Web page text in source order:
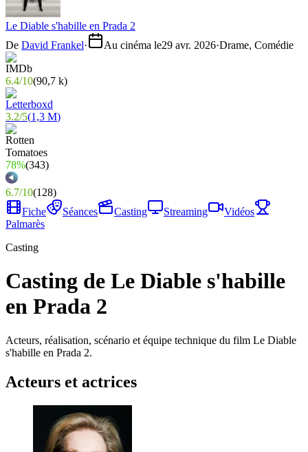
Le Diable s'habille en Prada 2
De David Frankel· Au cinéma le29 avr. 2026·Drame, Comédie
6.4/10(90,7 k)
3.2/5(1,3 M)
78%(343)
6.7/10(128)
Fiche
Séances Casting Streaming
Vidéos
Palmarès
Casting
Casting de Le Diable s'habille
en Prada 2
Acteurs, réalisation, scénario et équipe technique du film Le Diable
s'habille en Prada 2.
Acteurs et actrices